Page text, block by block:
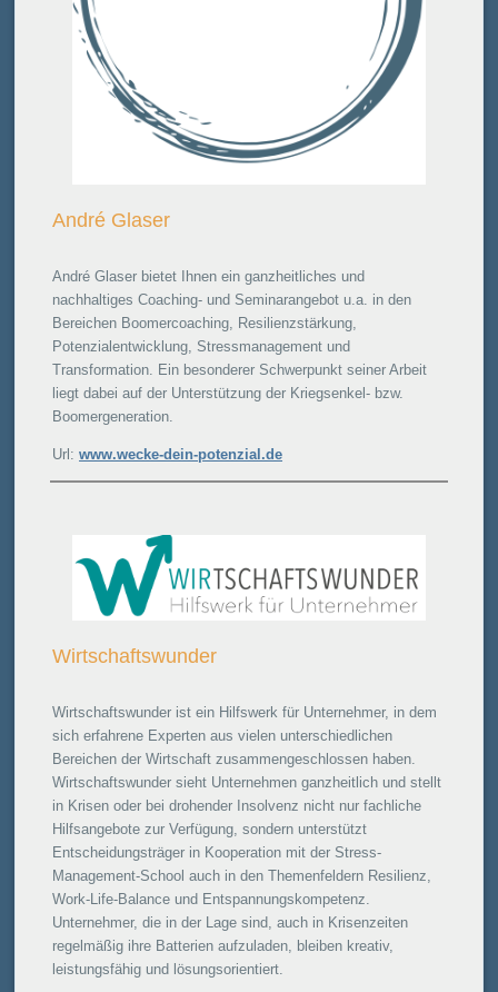
André Glaser
André Glaser bietet Ihnen ein ganzheitliches und
nachhaltiges Coaching- und Seminarangebot u.a. in den
Bereichen Boomercoaching, Resilienzstärkung,
Potenzialentwicklung, Stressmanagement und
Transformation. Ein besonderer Schwerpunkt seiner Arbeit
liegt dabei auf der Unterstützung der Kriegsenkel- bzw.
Boomergeneration.
Url: www.wecke-dein-potenzial.de
Wirtschaftswunder
Wirtschaftswunder ist ein Hilfswerk für Unternehmer, in dem
sich erfahrene Experten aus vielen unterschiedlichen
Bereichen der Wirtschaft zusammengeschlossen haben.
Wirtschaftswunder sieht Unternehmen ganzheitlich und stellt
in Krisen oder bei drohender Insolvenz nicht nur fachliche
Hilfsangebote zur Verfügung, sondern unterstützt
Entscheidungsträger in Kooperation mit der Stress-
Management-School auch in den Themenfeldern Resilienz,
Work-Life-Balance und Entspannungskompetenz.
Unternehmer, die in der Lage sind, auch in Krisenzeiten
regelmäßig ihre Batterien aufzuladen, bleiben kreativ,
leistungsfähig und lösungsorientiert.